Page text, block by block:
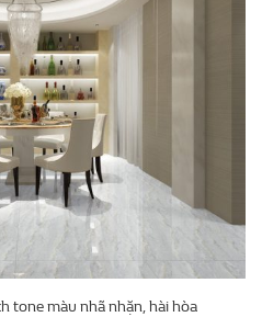
tone màu nhã nhặn, hài hòa